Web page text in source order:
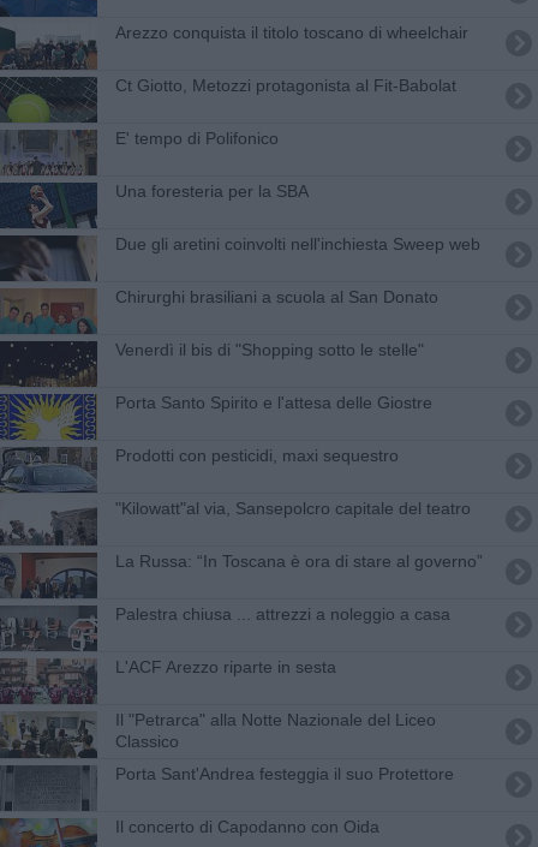
Arezzo conquista il titolo toscano di wheelchair
Ct Giotto, Metozzi protagonista al Fit-Babolat
E' tempo di Polifonico
Una foresteria per la SBA
Due gli aretini coinvolti nell'inchiesta Sweep web
Chirurghi brasiliani a scuola al San Donato
Venerdì il bis di "Shopping sotto le stelle"
Porta Santo Spirito e l'attesa delle Giostre
Prodotti con pesticidi, maxi sequestro
"Kilowatt"al via, Sansepolcro capitale del teatro
​La Russa: “In Toscana è ora di stare al governo”
Palestra chiusa ... attrezzi a noleggio a casa
​L'ACF Arezzo riparte in sesta
Il "Petrarca" alla Notte Nazionale del Liceo
Classico
Porta Sant'Andrea festeggia il suo Protettore
Il concerto di Capodanno con Oida